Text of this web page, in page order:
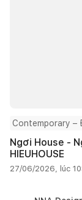
Contemporary –
Ngơi House -
HIEUHOUSE
27/06/2026, lúc